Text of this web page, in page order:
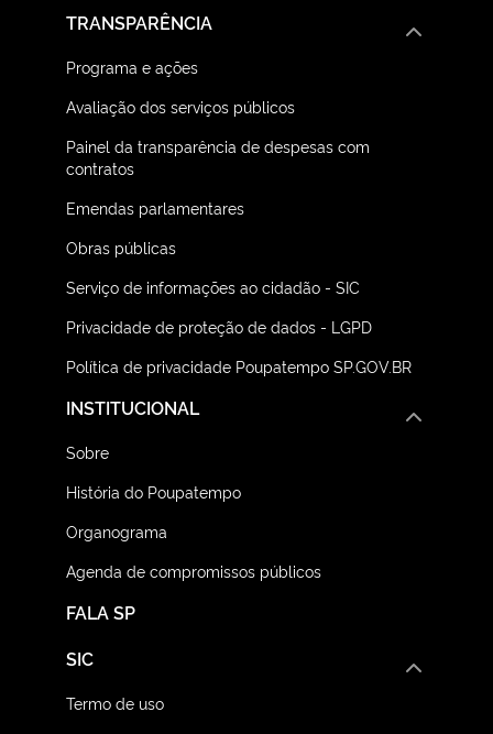
TRANSPARÊNCIA
Programa e ações
Avaliação dos serviços públicos
Painel da transparência de despesas com
contratos
Emendas parlamentares
Obras públicas
Serviço de informações ao cidadão - SIC
Privacidade de proteção de dados - LGPD
Política de privacidade Poupatempo SP.GOV.BR
FALA SP
INSTITUCIONAL
Sobre
História do Poupatempo
Organograma
Agenda de compromissos públicos
SIC
Termo de uso